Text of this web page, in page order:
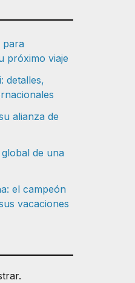
para
próximo viaje
detalles,
alianza de
de una
el campeón
vacaciones